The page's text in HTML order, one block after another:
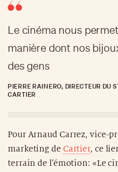
Le cinéma nous
manière dont nos
des gens
PIERRE RAINERO, DIRECTEUR DU
CARTIER
Pour Arnaud Carrez, vice-
marketing de Cartier, ce
terrain de l’émotion: «Le